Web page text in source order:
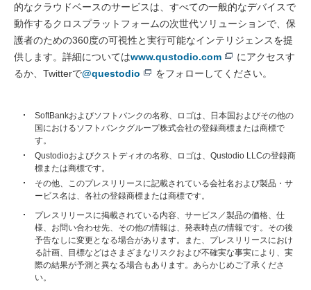
的なクラウドベースのサービスは、すべての一般的なデバイスで
動作するクロスプラットフォームの次世代ソリューションで、保
護者のための360度の可視性と実行可能なインテリジェンスを提
供します。詳細についてはwww.qustodio.com
にアクセスす
るか、Twitterで@questodio をフォローしてください。
SoftBankおよびソフトバンクの名称、ロゴは、日本国およびその他の
国におけるソフトバンクグループ株式会社の登録商標または商標で
す。
Qustodioおよびクストディオの名称、ロゴは、Qustodio LLCの登録商
標または商標です。
その他、このプレスリリースに記載されている会社名および製品・サ
ービス名は、各社の登録商標または商標です。
プレスリリースに掲載されている内容、サービス／製品の価格、仕
様、お問い合わせ先、その他の情報は、発表時点の情報です。その後
予告なしに変更となる場合があります。また、プレスリリースにおけ
る計画、目標などはさまざまなリスクおよび不確実な事実により、実
際の結果が予測と異なる場合もあります。あらかじめご了承くださ
い。